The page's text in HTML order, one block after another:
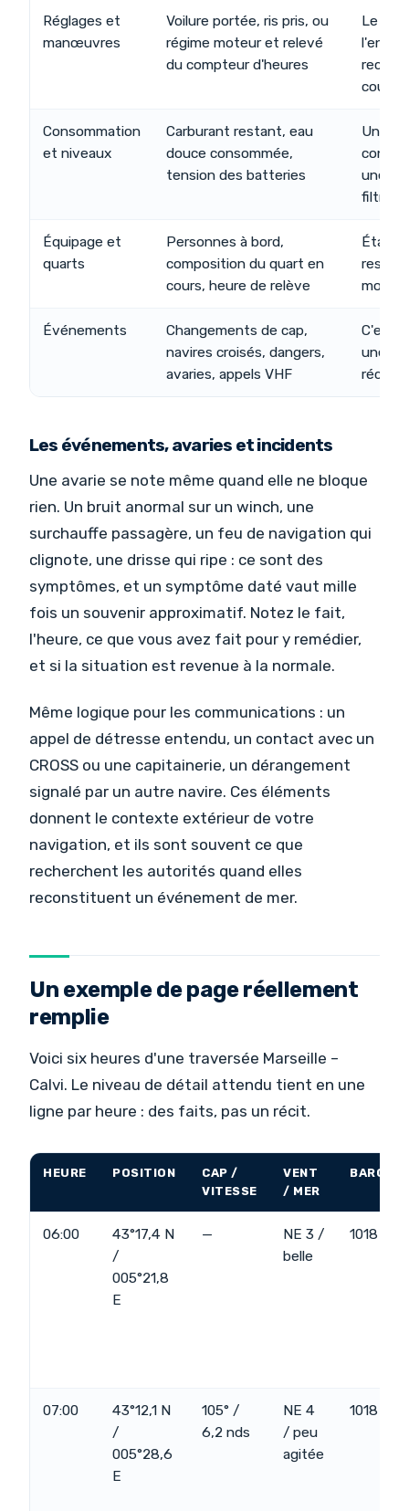
Réglages et
manœuvres
Voilure portée, ris pris, ou
régime moteur et relevé
du compteur d'heures
Le
coup
Consommation
et niveaux
Carburant restant, eau
douce consommée,
tension des batteries
Une
une
filtre
Équipage et
quarts
Personnes à bord,
composition du quart en
cours, heure de relève
Établit
Événements
Changements de cap,
navires croisés, dangers,
avaries, appels VHF
C'est
une
récit
Les événements, avaries et incidents
Une avarie se note même quand elle ne bloque
rien. Un bruit anormal sur un winch, une
surchauffe passagère, un feu de navigation qui
clignote, une drisse qui ripe : ce sont des
symptômes, et un symptôme daté vaut mille
fois un souvenir approximatif. Notez le fait,
l'heure, ce que vous avez fait pour y remédier,
et si la situation est revenue à la normale.
Même logique pour les communications : un
appel de détresse entendu, un contact avec un
CROSS ou une capitainerie, un dérangement
signalé par un autre navire. Ces éléments
donnent le contexte extérieur de votre
navigation, et ils sont souvent ce que
recherchent les autorités quand elles
reconstituent un événement de mer.
Un exemple de page réellement
remplie
Voici six heures d'une traversée Marseille –
Calvi. Le niveau de détail attendu tient en une
ligne par heure : des faits, pas un récit.
HEURE POSITION
CAP /
VITESSE
VENT
/ MER
BARO
06:00
43°17,4 N
/
005°21,8
E
—
NE 3 /
belle
1018
07:00
43°12,1 N
/
005°28,6
E
105° /
6,2 nds
NE 4
/ peu
agitée
1018